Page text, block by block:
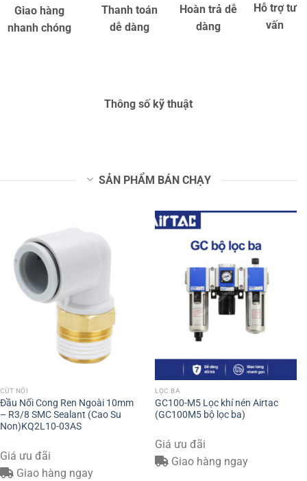
Giao hàng
nhanh chóng
Thanh toán
dễ dàng
Hoàn trả dễ
dàng
Hỗ trợ tư
vấn
Thông số kỹ thuật
SẢN PHẨM BÁN CHẠY
CÚT NỐI
Đầu Nối Cong Ren Ngoài 10mm
– R3/8 SMC Sealant (Cao Su
Non)KQ2L10-03AS
Giá ưu đãi
Giao hàng ngay
LỌC BA
GC100-M5 Lọc khí nén Airtac
(GC100M5 bộ lọc ba)
Giá ưu đãi
Giao hàng ngay